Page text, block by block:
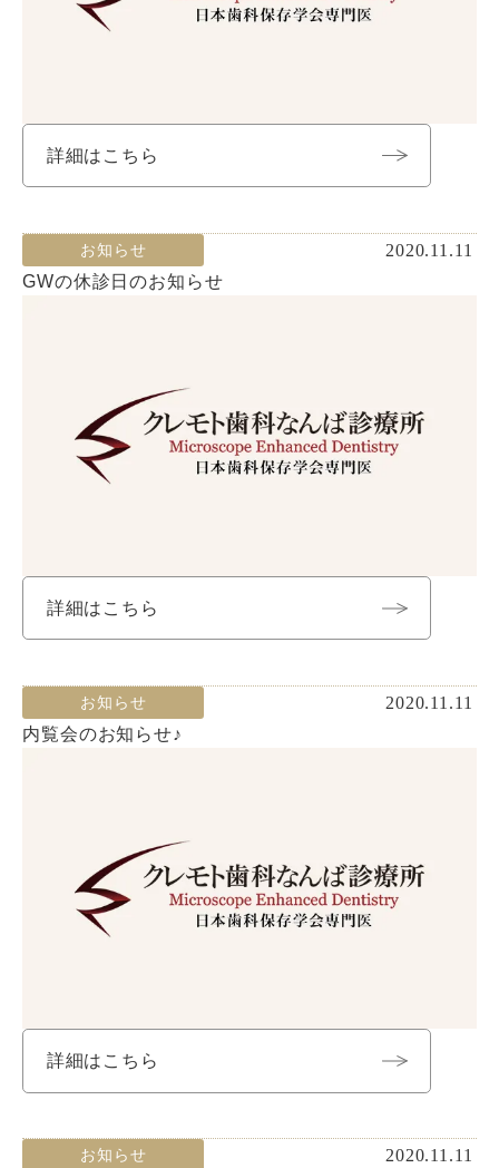
詳細はこちら
お知らせ 2020.11.11
GWの休診日のお知らせ
詳細はこちら
お知らせ 2020.11.11
内覧会のお知らせ♪
詳細はこちら
お知らせ 2020.11.11